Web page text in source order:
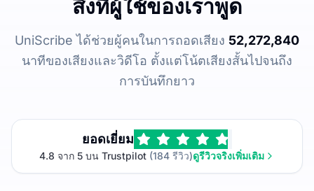
สิ่งที่ผู้ใช้ของเราพูด
UniScribe ได้ช่วยผู้คนในการถอดเสียง 52,272,840
นาทีของเสียงและวิดีโอ ตั้งแต่โน้ตเสียงสั้นไปจนถึง
การบันทึกยาว
ยอดเยี่ยม
4.8 จาก 5 บน Trustpilot(184 รีวิว)ดูรีวิวจริงเพิ่มเติม